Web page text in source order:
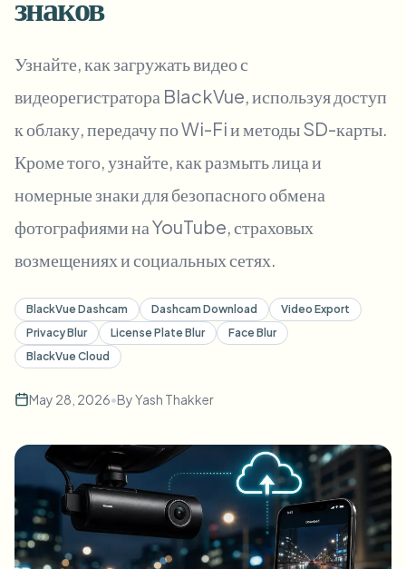
Видеоаналитика
Обработайте много роликов за один раз
Пакетное размытие лиц
Размыть что угодно
Корпоративные зоны, политики и проверка
API и SDK
Автоматизация загрузок, задач и вебхуков
Форма обратной связи
Видеоаналитика
Пакетное удаление фона
Узнайте, как загружать видео с
видеорегистратора BlackVue, используя доступ
к облаку, передачу по Wi-Fi и методы SD-карты.
Кроме того, узнайте, как размыть лица и
номерные знаки для безопасного обмена
фотографиями на YouTube, страховых
возмещениях и социальных сетях.
BlackVue Dashcam Dashcam Download
Video Export
Privacy Blur
License Plate Blur
Face Blur
BlackVue Cloud
May 28, 2026•ByYash Thakker